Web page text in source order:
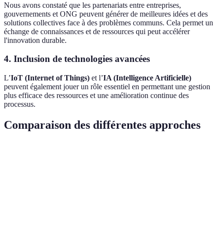
Nous avons constaté que les partenariats entre entreprises,
gouvernements et ONG peuvent générer de meilleures idées et des
solutions collectives face à des problèmes communs. Cela permet un
échange de connaissances et de ressources qui peut accélérer
l'innovation durable.
4. Inclusion de technologies avancées
L’IoT (Internet of Things) et l’IA (Intelligence Artificielle)
peuvent également jouer un rôle essentiel en permettant une gestion
plus efficace des ressources et une amélioration continue des
processus.
Comparaison des différentes approches